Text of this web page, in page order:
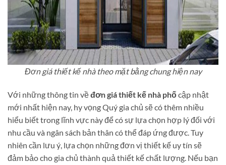
Đơn giá thiết kế nhà theo mặt bằng chung hiện nay
Với những thông tin vềđơn giá thiết kế nhà phốcập nhật
mới nhất hiện nay, hy vọng Quý gia chủ sẽ có thêm nhiều
hiểu biết trong lĩnh vực này để có sự lựa chọn hợp lý đối với
nhu cầu và ngân sách bản thân có thể đáp ứng được. Tuy
nhiên cần lưu ý, lựa chọn những đơn vị thiết kế uy tín sẽ
đảm bảo cho gia chủ thành quả thiết kế chất lượng. Nếu bạn